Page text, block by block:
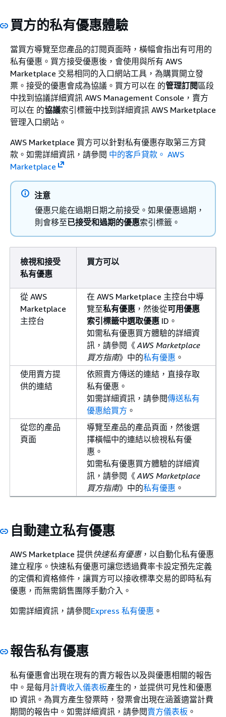
買方的私有優惠體驗
當買方導覽至您產品的訂閱頁面時，橫幅會指出有可用的
私有優惠。買方接受優惠後，會使用與所有 AWS
Marketplace 交易相同的入口網站工具，為購買開立發
票。接受的優惠會成為協議。買方可以在 的管理訂閱區段
中找到協議詳細資訊 AWS Management Console，賣方
可以在 的協議索引標籤中找到詳細資訊 AWS Marketplace
管理入口網站。
AWS Marketplace 買方可以針對私有優惠存取第三方貸
款。如需詳細資訊，請參閱 中的客戶貸款。 AWS
Marketplace
注意
優惠只能在過期日期之前接受。如果優惠過期，
則會移至已接受和過期的優惠索引標籤。
檢視和接受
私有優惠
買方可以
從 AWS
Marketplace
主控台
在 AWS Marketplace 主控台中導
覽至私有優惠 ，然後從可用優惠
索引標籤中選取優惠 ID。
如需私有優惠買方體驗的詳細資
訊，請參閱《 AWS Marketplace
買方指南》中的私有優惠 。
使用賣方提
供的連結
依照賣方傳送的連結，直接存取
私有優惠。
如需詳細資訊，請參閱傳送私有
優惠給買方 。
從您的產品
頁面
導覽至產品的產品頁面，然後選
擇橫幅中的連結以檢視私有優
惠。
如需私有優惠買方體驗的詳細資
訊，請參閱《 AWS Marketplace
買方指南》中的私有優惠 。
自動建立私有優惠
AWS Marketplace 提供快速私有優惠，以自動化私有優惠
建立程序。快速私有優惠可讓您透過費率卡設定預先定義
的定價和資格條件，讓買方可以接收標準交易的即時私有
優惠，而無需銷售團隊手動介入。
如需詳細資訊，請參閱Express 私有優惠 。
報告私有優惠
私有優惠會出現在現有的賣方報告以及與優惠相關的報告
中。是每月計費收入儀表板產生的，並提供可見性和優惠
ID 資訊。為買方產生發票時，發票會出現在涵蓋適當計費
期間的報告中。如需詳細資訊，請參閱賣方儀表板 。